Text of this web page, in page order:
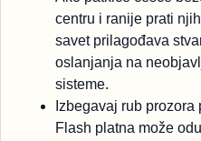
centru i ranije prati
savet prilagođava
oslanjanja na
sisteme.
Izbegavaj rub
Flash platna može